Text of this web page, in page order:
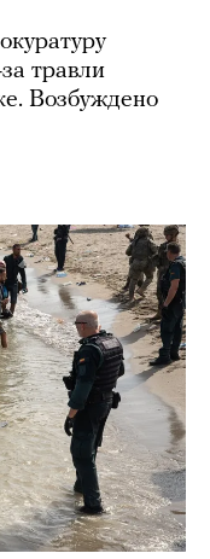
травли
Возбуждено